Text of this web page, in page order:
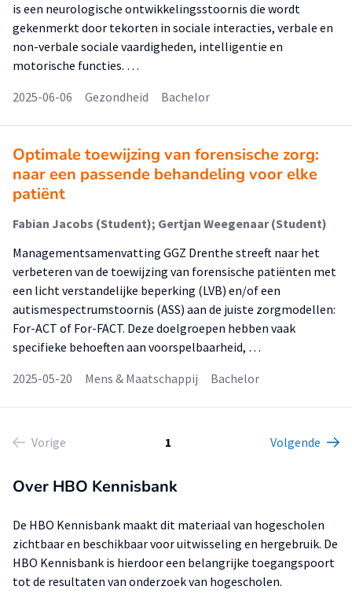
is een neurologische ontwikkelingsstoornis die wordt
gekenmerkt door tekorten in sociale interacties, verbale en
non-verbale sociale vaardigheden, intelligentie en
motorische functies. …
2025-06-06
Gezondheid Bachelor
Optimale toewijzing van forensische zorg:
naar een passende behandeling voor elke
patiënt
Fabian Jacobs (Student); Gertjan Weegenaar (Student)
Managementsamenvatting GGZ Drenthe streeft naar het
verbeteren van de toewijzing van forensische patiënten met
een licht verstandelijke beperking (LVB) en/of een
autismespectrumstoornis (ASS) aan de juiste zorgmodellen:
For-ACT of For-FACT. Deze doelgroepen hebben vaak
specifieke behoeften aan voorspelbaarheid, …
2025-05-20
Mens & Maatschappij Bachelor
Vorige 1 Volgende
Over HBO Kennisbank
De HBO Kennisbank maakt dit materiaal van hogescholen
zichtbaar en beschikbaar voor uitwisseling en hergebruik. De
HBO Kennisbank is hierdoor een belangrijke toegangspoort
tot de resultaten van onderzoek van hogescholen.